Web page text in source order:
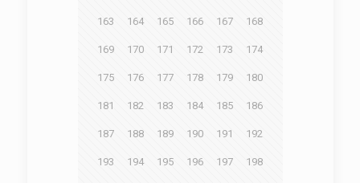
163 164 165 166 167 168
169 170 171 172 173 174
175 176 177 178 179 180
181 182 183 184 185 186
187 188 189 190 191 192
193 194 195 196 197 198